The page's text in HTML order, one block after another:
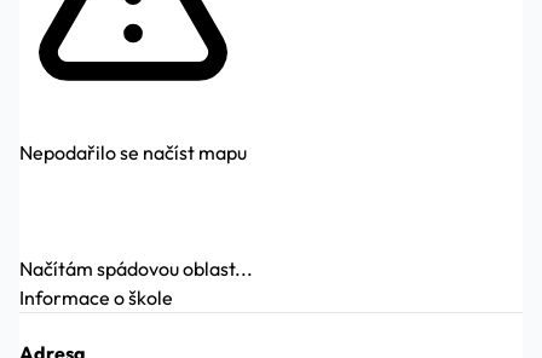
Nepodařilo se načíst mapu
Načítám spádovou oblast...
Informace o škole
Adresa